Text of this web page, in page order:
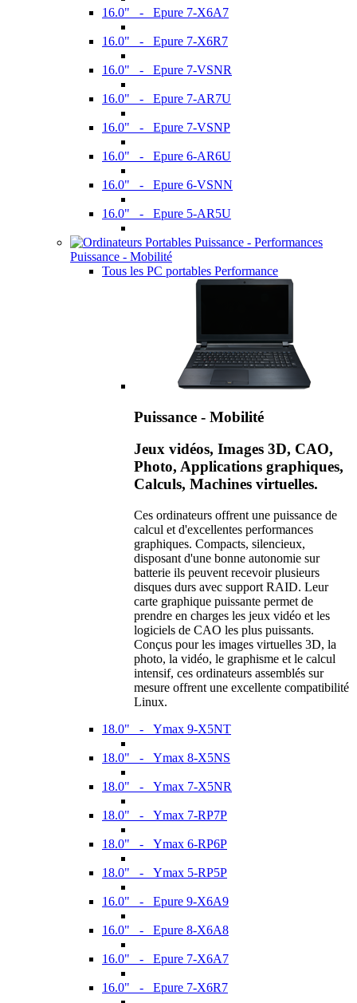
16.0" - Epure 7-X6A7
16.0" - Epure 7-X6R7
16.0" - Epure 7-VSNR
16.0" - Epure 7-AR7U
16.0" - Epure 7-VSNP
16.0" - Epure 6-AR6U
16.0" - Epure 6-VSNN
16.0" - Epure 5-AR5U
Puissance - Mobilité
Tous les PC portables Performance
Puissance - Mobilité
Jeux vidéos, Images 3D, CAO,
Photo, Applications graphiques,
Calculs, Machines virtuelles.
Ces ordinateurs offrent une puissance de
calcul et d'excellentes performances
graphiques. Compacts, silencieux,
disposant d'une bonne autonomie sur
batterie ils peuvent recevoir plusieurs
disques durs avec support RAID. Leur
carte graphique puissante permet de
prendre en charges les jeux vidéo et les
logiciels de CAO les plus puissants.
Conçus pour les images virtuelles 3D, la
photo, la vidéo, le graphisme et le calcul
intensif, ces ordinateurs assemblés sur
mesure offrent une excellente compatibilité
Linux.
18.0" - Ymax 9-X5NT
18.0" - Ymax 8-X5NS
18.0" - Ymax 7-X5NR
18.0" - Ymax 7-RP7P
18.0" - Ymax 6-RP6P
18.0" - Ymax 5-RP5P
16.0" - Epure 9-X6A9
16.0" - Epure 8-X6A8
16.0" - Epure 7-X6A7
16.0" - Epure 7-X6R7